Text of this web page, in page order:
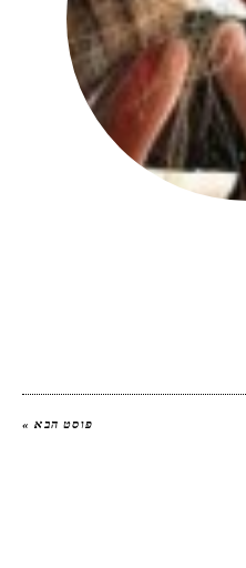
פוסט הבא »